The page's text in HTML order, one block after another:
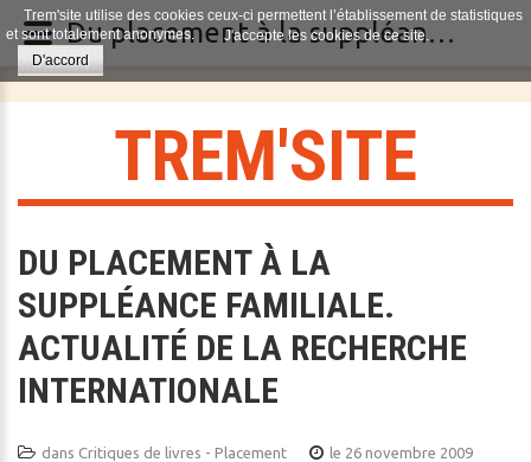
TREM'SITE
DU PLACEMENT À LA
SUPPLÉANCE FAMILIALE.
ACTUALITÉ DE LA RECHERCHE
INTERNATIONALE
dans Critiques de livres - Placement le 26 novembre 2009
Trem'site utilise des cookies ceux-ci permettent l’établissement de statistiques
et sont totalement anonymes.
J'accepte les cookies de ce site.
D'accord
Du placement à la suppléance familiale. Actualité de la recherche internationale